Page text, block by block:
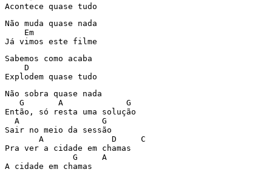
Acontece quase tudo
Não muda quase nada
    Em
Já vimos este filme
Sabemos como acaba
    D
Explodem quase tudo
Não sobra quase nada
   G       A             G
Então, só resta uma solução
  A                 G
Sair no meio da sessão
       A              D     C
Pra ver a cidade em chamas
              G     A